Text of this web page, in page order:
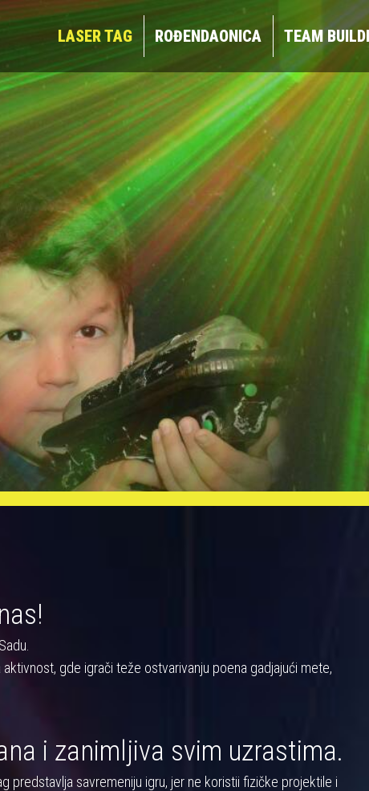
LASER TAG ROĐENDAONICA TEAM
gde igrači teže ostvarivanju poena gadjajući mete,
i zanimljiva svim uzrastima.
predstavlja savremeniju igru, jer ne koristii fizičke projektile i
LASER TAG TEAM